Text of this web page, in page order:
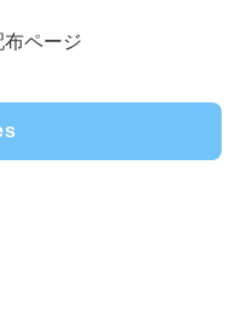
ページ